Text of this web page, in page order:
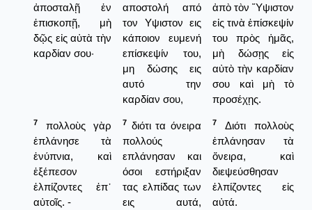
ἀποσταλῇ ἐν
ἐπισκοπῇ, μὴ
δῷς εἰς αὐτὰ τὴν
καρδίαν σου·
αποστολή από
τον Υψιστον εις
κάποιον ευμενή
επίσκεψίν του,
μη δώσης εις
αυτό την
καρδίαν σου,
ἀπὸ τὸν Ὕψιστον
εἰς τινὰ ἐπίσκεψίν
του πρὸς ἡμᾶς,
μὴ δώσῃς εἰς
αὐτὸ τὴν καρδίαν
σου καὶ μὴ τὸ
προσέχῃς.
7
πολλοὺς γὰρ
ἐπλάνησε τὰ
ἐνύπνια, καὶ
ἐξέπεσον
ἐλπίζοντες ἐπ᾿
αὐτοῖς. -
7 διότι τα όνειρα
πολλούς
επλάνησαν και
όσοι εστήριξαν
τας ελπίδας των
εις αυτά,
7
Διότι πολλοὺς
ἐπλάνησαν τὰ
ὄνειρα, καὶ
διεψεύσθησαν
ἐλπίζοντες εἰς
αὐτά.